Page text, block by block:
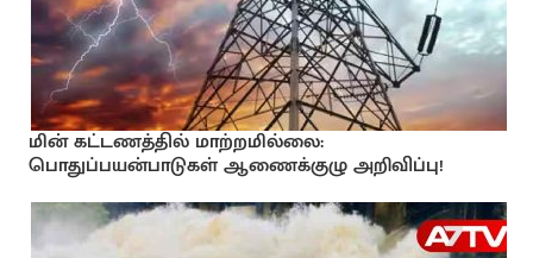
மின் கட்டணத்தில் மாற்றமில்லை:
பொதுப்பயன்பாடுகள் ஆணைக்குழு அறிவிப்பு!